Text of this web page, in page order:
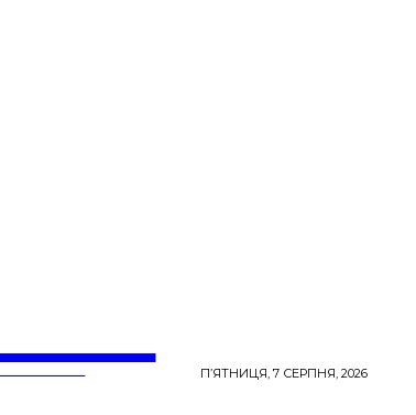
П’ЯТНИЦЯ, 7 СЕРПНЯ, 2026